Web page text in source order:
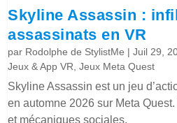
Skyline Assassin :
assassinats en VR
par Rodolphe de StylistMe |Juil 29,
Jeux & App VR,Jeux Meta Quest
Skyline Assassin est un jeu
en automne 2026 sur Meta
et mécaniques sociales.